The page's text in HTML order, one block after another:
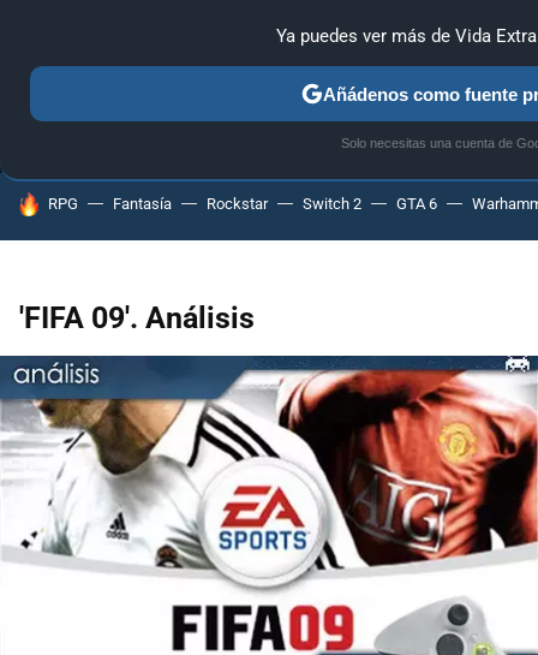
MENÚ NUEVO
SONY NINTENDO
HOY SE HABLA DE
RPG Fantasía Rockstar Switch 2 GTA 6
'FIFA 09'. Análisis
Ya puedes ver más de Vida
Añádenos como fuente
Solo necesitas una cuenta de